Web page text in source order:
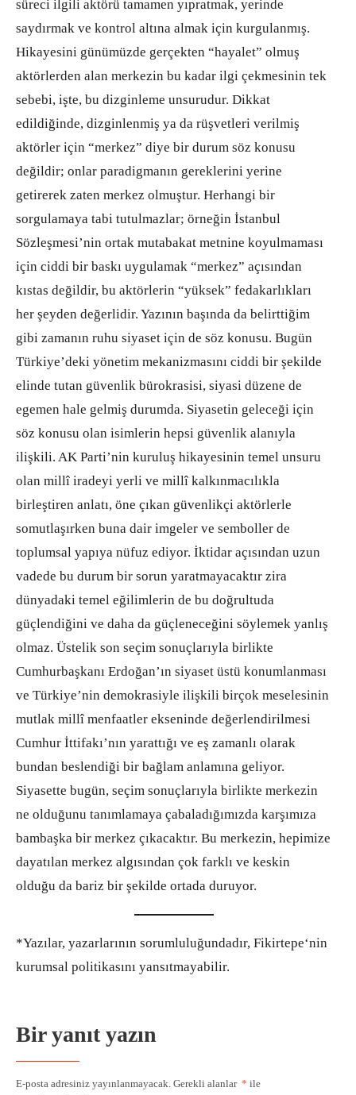
süreci ilgili aktörü tamamen yıpratmak, yerinde
saydırmak ve kontrol altına almak için kurgulanmış.
Hikayesini günümüzde gerçekten “hayalet” olmuş
aktörlerden alan merkezin bu kadar ilgi çekmesinin tek
sebebi, işte, bu dizginleme unsurudur. Dikkat
edildiğinde, dizginlenmiş ya da rüşvetleri verilmiş
aktörler için “merkez” diye bir durum söz konusu
değildir; onlar paradigmanın gereklerini yerine
getirerek zaten merkez olmuştur. Herhangi bir
sorgulamaya tabi tutulmazlar; örneğin İstanbul
Sözleşmesi’nin ortak mutabakat metnine koyulmaması
için ciddi bir baskı uygulamak “merkez” açısından
kıstas değildir, bu aktörlerin “yüksek” fedakarlıkları
her şeyden değerlidir. Yazının başında da belirttiğim
gibi zamanın ruhu siyaset için de söz konusu. Bugün
Türkiye’deki yönetim mekanizmasını ciddi bir şekilde
elinde tutan güvenlik bürokrasisi, siyasi düzene de
egemen hale gelmiş durumda. Siyasetin geleceği için
söz konusu olan isimlerin hepsi güvenlik alanıyla
ilişkili. AK Parti’nin kuruluş hikayesinin temel unsuru
olan millî iradeyi yerli ve millî kalkınmacılıkla
birleştiren anlatı, öne çıkan güvenlikçi aktörlerle
somutlaşırken buna dair imgeler ve semboller de
toplumsal yapıya nüfuz ediyor. İktidar açısından uzun
vadede bu durum bir sorun yaratmayacaktır zira
dünyadaki temel eğilimlerin de bu doğrultuda
güçlendiğini ve daha da güçleneceğini söylemek yanlış
olmaz. Üstelik son seçim sonuçlarıyla birlikte
Cumhurbaşkanı Erdoğan’ın siyaset üstü konumlanması
ve Türkiye’nin demokrasiyle ilişkili birçok meselesinin
mutlak millî menfaatler ekseninde değerlendirilmesi
Cumhur İttifakı’nın yarattığı ve eş zamanlı olarak
bundan beslendiği bir bağlam anlamına geliyor.
Siyasette bugün, seçim sonuçlarıyla birlikte merkezin
ne olduğunu tanımlamaya çabaladığımızda karşımıza
bambaşka bir merkez çıkacaktır. Bu merkezin, hepimize
dayatılan merkez algısından çok farklı ve keskin
olduğu da bariz bir şekilde ortada duruyor.
*Yazılar, yazarlarının sorumluluğundadır, Fikirtepe‘nin
kurumsal politikasını yansıtmayabilir.
Bir yanıt yazın
E-posta adresiniz yayınlanmayacak. Gerekli alanlar * ile